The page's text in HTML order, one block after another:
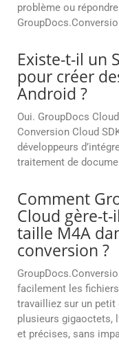
problème ou
Existe-t-il un
pour créer
Android ?
Oui. GroupDocs
Conversion Cloud
développeurs
traitement de
Comment
Cloud gère-
taille M4A
conversion ?
facilement les
travailliez sur un
plusieurs gigaoctets,
et précises, sans